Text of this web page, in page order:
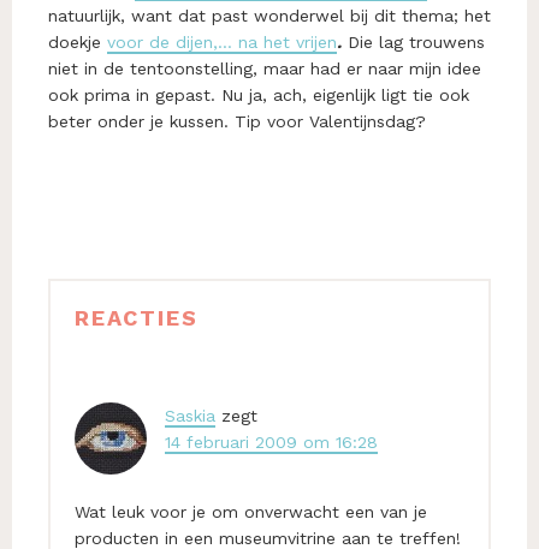
natuurlijk, want dat past wonderwel bij dit thema; het
doekje voor de dijen,… na het vrijen. Die lag trouwens
niet in de tentoonstelling, maar had er naar mijn idee
ook prima in gepast. Nu ja, ach, eigenlijk ligt tie ook
beter onder je kussen. Tip voor Valentijnsdag?
Interacties
REACTIES
Saskia zegt
14 februari 2009 om 16:28
Wat leuk voor je om onverwacht een van je
producten in een museumvitrine aan te treffen!